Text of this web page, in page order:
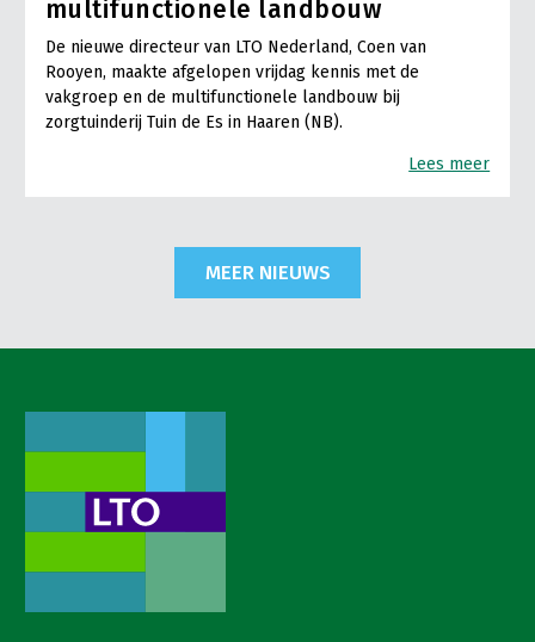
multifunctionele landbouw
De nieuwe directeur van LTO Nederland, Coen van
Rooyen, maakte afgelopen vrijdag kennis met de
vakgroep en de multifunctionele landbouw bij
zorgtuinderij Tuin de Es in Haaren (NB).
Lees meer
MEER NIEUWS